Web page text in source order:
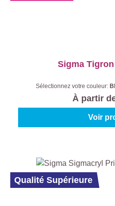
Sigma
Sélectionnez votre couleur:
À partir
Voir
Qualité Supérieure